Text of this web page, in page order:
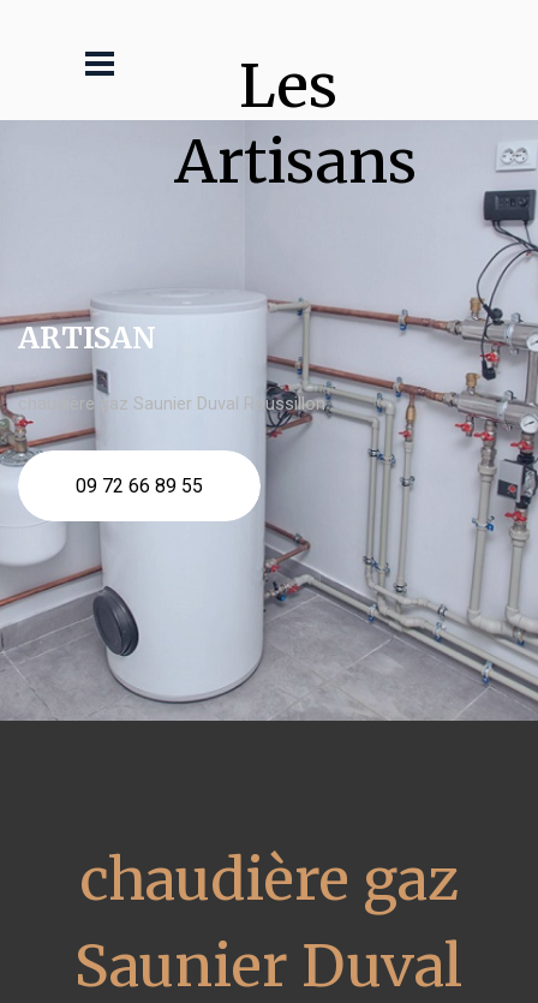
Les
Artisans
ARTISAN
chaudière gaz Saunier Duval Roussillon
09 72 66 89 55
chaudière gaz
Saunier Duval